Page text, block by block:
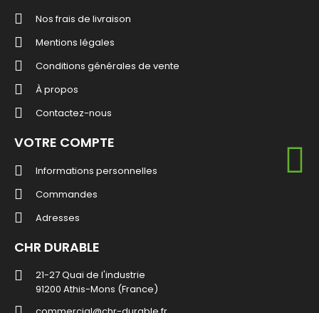
Nos frais de livraison
Mentions légales
Conditions générales de vente
À propos
Contactez-nous
VOTRE COMPTE
Informations personnelles
Commandes
Adresses
CHR DURABLE
21-27 Quai de l'industrie
91200 Athis-Mons (France)